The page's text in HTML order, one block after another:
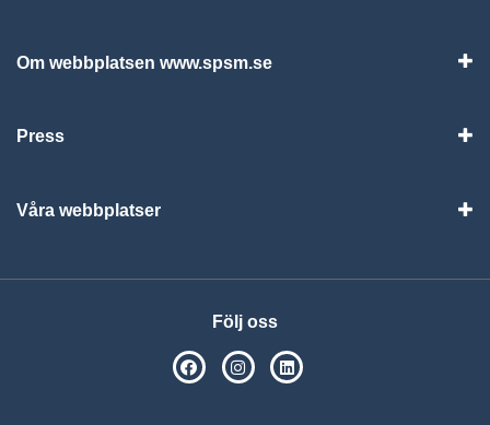
Om webbplatsen www.spsm.se
Press
Våra webbplatser
Följ oss
SPSM på Facebook
SPSM på Instagram